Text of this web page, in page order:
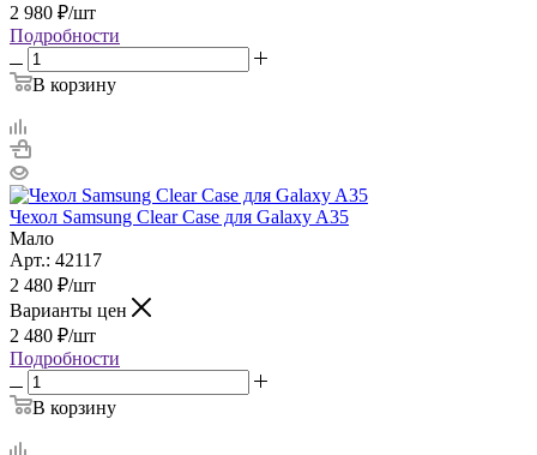
2 980 ₽/шт
Подробности
В корзину
Чехол Samsung Clear Case для Galaxy A35
Мало
Арт.: 42117
2 480 ₽/шт
Варианты цен
2 480 ₽/шт
Подробности
В корзину